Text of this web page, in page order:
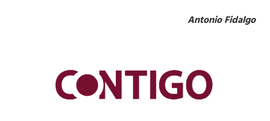
Antonio Fidalgo